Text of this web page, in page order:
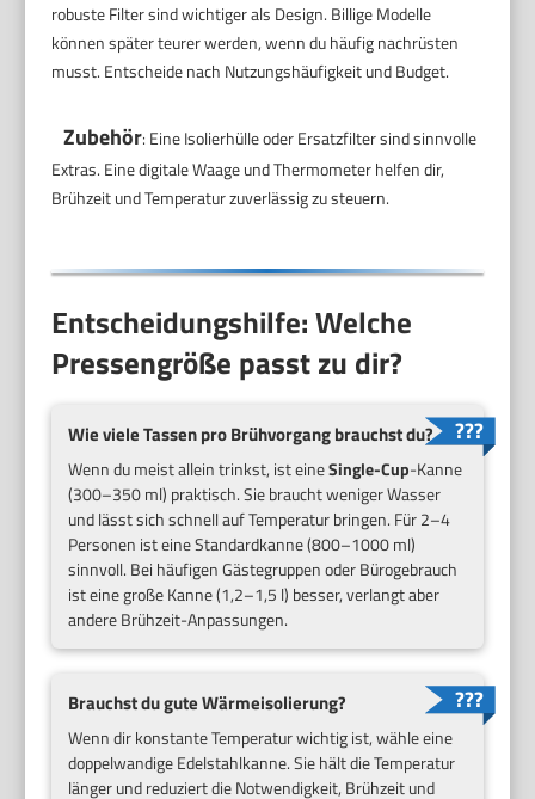
robuste Filter sind wichtiger als Design. Billige Modelle
können später teurer werden, wenn du häufig nachrüsten
musst. Entscheide nach Nutzungshäufigkeit und Budget.
Zubehör: Eine Isolierhülle oder Ersatzfilter sind sinnvolle
Extras. Eine digitale Waage und Thermometer helfen dir,
Brühzeit und Temperatur zuverlässig zu steuern.
Entscheidungshilfe: Welche
Pressengröße passt zu dir?
Wie viele Tassen pro Brühvorgang brauchst du?
Wenn du meist allein trinkst, ist eineSingle-Cup-Kanne
(300–350 ml) praktisch. Sie braucht weniger Wasser
und lässt sich schnell auf Temperatur bringen. Für 2–4
Personen ist eine Standardkanne (800–1000 ml)
sinnvoll. Bei häufigen Gästegruppen oder Bürogebrauch
ist eine große Kanne (1,2–1,5 l) besser, verlangt aber
andere Brühzeit-Anpassungen.
Brauchst du gute Wärmeisolierung?
Wenn dir konstante Temperatur wichtig ist, wähle eine
doppelwandige Edelstahlkanne. Sie hält die Temperatur
länger und reduziert die Notwendigkeit, Brühzeit und